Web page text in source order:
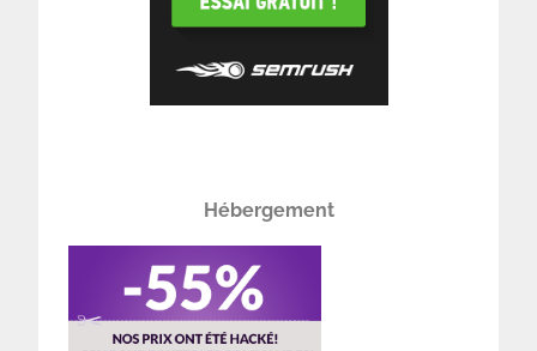
Hébergement